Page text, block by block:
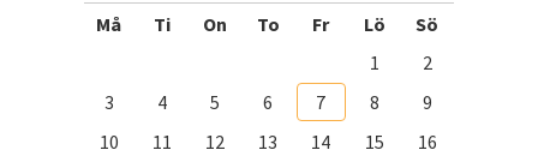
Må Ti On To Fr Lö
Sö
1
2
3
4 5 6 7 8
9
10
11 12 13 14 15
16